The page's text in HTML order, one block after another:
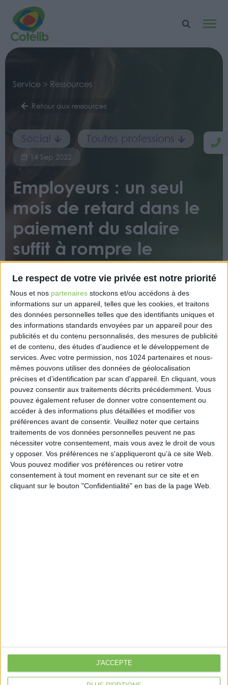
Le respect de votre vie privée est notre priorité
Nous et nos partenaires stockons et/ou accédons à des
informations sur un appareil, telles que les cookies, et traitons
des données personnelles telles que des identifiants uniques et
des informations standards envoyées par un appareil pour des
publicités et du contenu personnalisés, des mesures de publicité
et de contenu, des études d'audience et le développement de
services. Avec votre permission, nos 1024 partenaires et nous-
mêmes pouvons utiliser des données de géolocalisation
précises et d’identification par scan d'appareil. En cliquant, vous
pouvez consentir aux traitements décrits précédemment. Vous
pouvez également refuser de donner votre consentement ou
accéder à des informations plus détaillées et modifier vos
préférences avant de consentir. Veuillez noter que certains
traitements de vos données personnelles peuvent ne pas
nécessiter votre consentement, mais vous avez le droit de vous
y opposer. Vos préférences ne s'appliqueront qu’à ce site Web.
Vous pouvez modifier vos préférences ou retirer votre
consentement à tout moment en revenant sur ce site et en
cliquant sur le bouton "Confidentialité" en bas de la page Web.
J'ACCEPTE
Service > Ressources
Retour aux ressources
Social Toutes professions
14 Sep 2022
Employeurs : un seul
mois de retard dans le
paiement du salaire
suffit à rompre le
contrat de travail
Le retard de versement d’un unique élément de
rémunération constitue un manquement
suffisamment grave pour que la rupture du contrat
de travail soit imputée à l’employeur. C’est ce qu’a
estimé la cour de cassation dans son arrêt du 6
juillet 2022.
https://entreprendre.service-
public.fr/actualites/A15927
À la une
Violette la comptable